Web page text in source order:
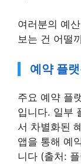
여러분의 예
보는 건 어떨
예약 플
주요 예약 플
입니다. 일부
서 차별화된
앱을 통해 예
니다 (출처: